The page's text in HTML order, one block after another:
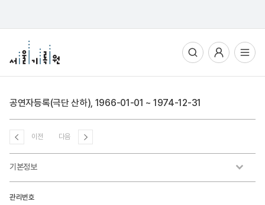
전체메뉴열기
공연자등록(극단 산하), 1966-01-01 ~ 1974-12-31
이전 다음
기본정보
관리번호